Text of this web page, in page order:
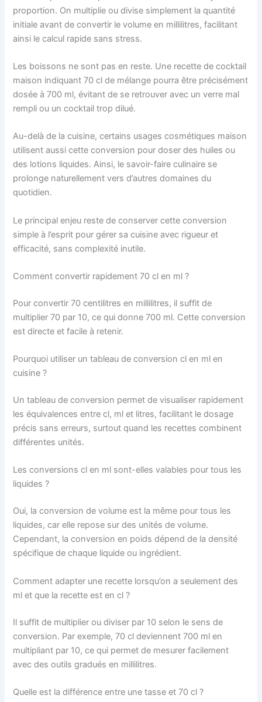
proportion. On multiplie ou divise simplement la quantité
initiale avant de convertir le volume en millilitres, facilitant
ainsi le calcul rapide sans stress.
Les boissons ne sont pas en reste. Une recette de cocktail
maison indiquant 70 cl de mélange pourra être précisément
dosée à 700 ml, évitant de se retrouver avec un verre mal
rempli ou un cocktail trop dilué.
Au-delà de la cuisine, certains usages cosmétiques maison
utilisent aussi cette conversion pour doser des huiles ou
des lotions liquides. Ainsi, le savoir-faire culinaire se
prolonge naturellement vers d’autres domaines du
quotidien.
Le principal enjeu reste de conserver cette conversion
simple à l’esprit pour gérer sa cuisine avec rigueur et
efficacité, sans complexité inutile.
Comment convertir rapidement 70 cl en ml ?
Pour convertir 70 centilitres en millilitres, il suffit de
multiplier 70 par 10, ce qui donne 700 ml. Cette conversion
est directe et facile à retenir.
Pourquoi utiliser un tableau de conversion cl en ml en
cuisine ?
Un tableau de conversion permet de visualiser rapidement
les équivalences entre cl, ml et litres, facilitant le dosage
précis sans erreurs, surtout quand les recettes combinent
différentes unités.
Les conversions cl en ml sont-elles valables pour tous les
liquides ?
Oui, la conversion de volume est la même pour tous les
liquides, car elle repose sur des unités de volume.
Cependant, la conversion en poids dépend de la densité
spécifique de chaque liquide ou ingrédient.
Comment adapter une recette lorsqu’on a seulement des
ml et que la recette est en cl ?
Il suffit de multiplier ou diviser par 10 selon le sens de
conversion. Par exemple, 70 cl deviennent 700 ml en
multipliant par 10, ce qui permet de mesurer facilement
avec des outils gradués en millilitres.
Quelle est la différence entre une tasse et 70 cl ?